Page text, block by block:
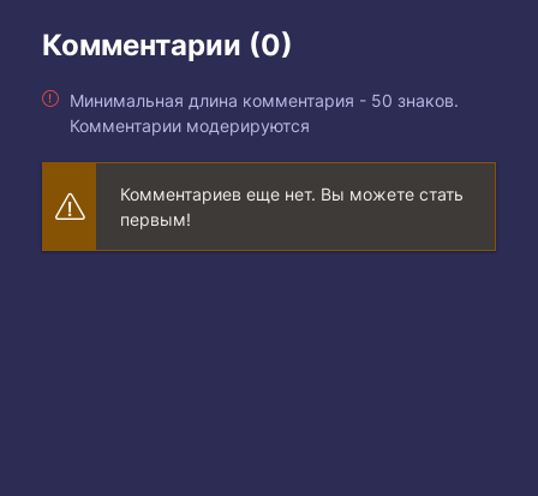
Комментарии (0)
Минимальная длина комментария - 50 знаков.
Комментарии модерируются
Комментариев еще нет. Вы можете стать
первым!